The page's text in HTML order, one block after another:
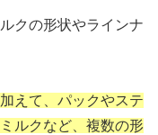
クの形状やラインナ
えて、パックやステ
ルクなど、複数の形